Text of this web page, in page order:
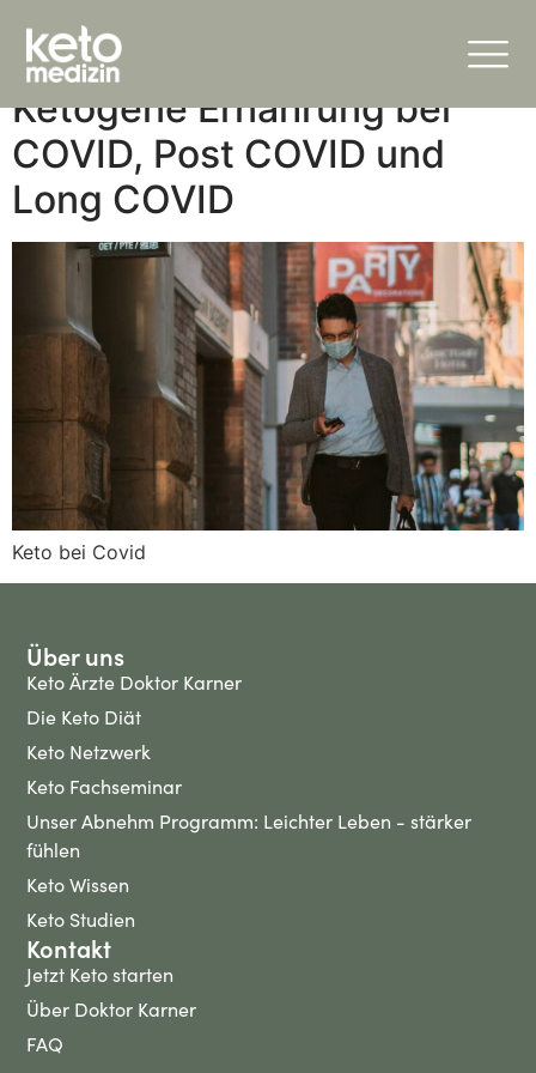
Kategorie:
Ketogene Ernährung bei
COVID, Post COVID und
Long COVID
Keto bei Covid
Über uns
Keto Ärzte Doktor Karner
Die Keto Diät
Keto Netzwerk
Keto Fachseminar
Unser Abnehm Programm: Leichter Leben - stärker
fühlen
Keto Wissen
Keto Studien
Kontakt
Jetzt Keto starten
Über Doktor Karner
FAQ